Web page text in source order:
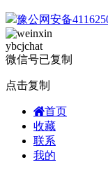
豫公网安备
ybcjchat
微信号已复制
点击复制
首页
收藏
联系
我的